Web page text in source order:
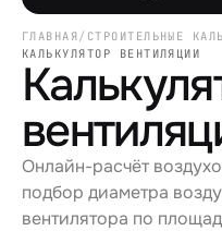
ГЛАВНАЯ/ СТРОИТЕЛЬНЫЕ
КАЛЬКУЛЯТОР ВЕНТИЛЯЦИИ
Онлайн-расчёт
подбор диаметра
вентилятора по